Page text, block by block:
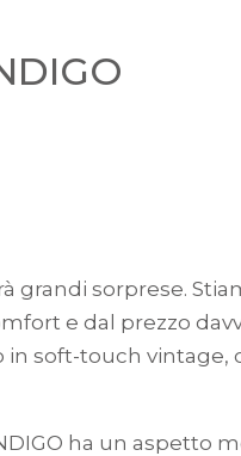
grandi sorprese.
e dal prezzo
in soft-touch vintage,
ha un aspetto